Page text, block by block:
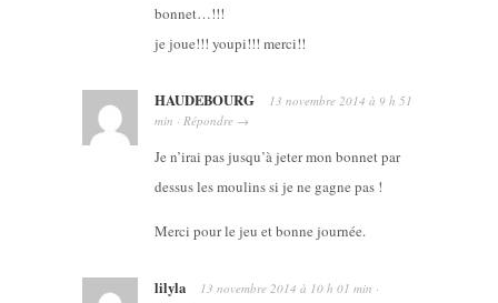
bonnet…!!!
je joue!!! youpi!!! merci!!
HAUDEBOURG 13 novembre 2014 à 9 h 51
min · Répondre →
Je n’irai pas jusqu’à jeter mon bonnet par
dessus les moulins si je ne gagne pas !
Merci pour le jeu et bonne journée.
lilyla 13 novembre 2014 à 10 h 01 min ·